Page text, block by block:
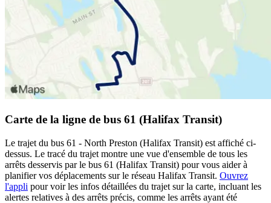
Carte de la ligne de bus 61 (Halifax Transit)
Le trajet du bus 61 - North Preston (Halifax Transit) est affiché ci-
dessus. Le tracé du trajet montre une vue d'ensemble de tous les
arrêts desservis par le bus 61 (Halifax Transit) pour vous aider à
planifier vos déplacements sur le réseau Halifax Transit. Ouvrez
l'appli pour voir les infos détaillées du trajet sur la carte, incluant les
alertes relatives à des arrêts précis, comme les arrêts ayant été